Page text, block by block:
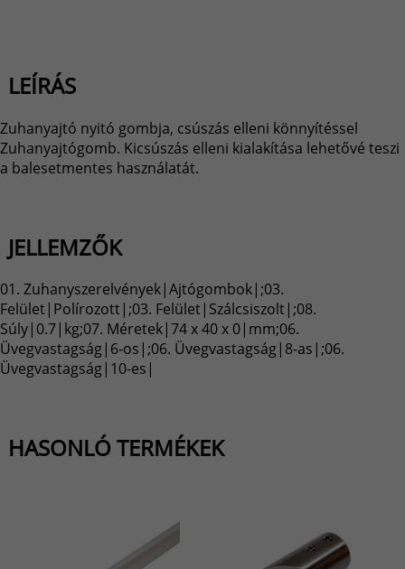
LEÍRÁS
Zuhanyajtó nyitó gombja, csúszás elleni könnyítéssel
Zuhanyajtógomb. Kicsúszás elleni kialakítása lehetővé teszi
a balesetmentes használatát.
JELLEMZŐK
01. Zuhanyszerelvények|Ajtógombok|;03.
Felület|Polírozott|;03. Felület|Szálcsiszolt|;08.
Súly|0.7|kg;07. Méretek|74 x 40 x 0|mm;06.
Üvegvastagság|6-os|;06. Üvegvastagság|8-as|;06.
Üvegvastagság|10-es|
HASONLÓ TERMÉKEK